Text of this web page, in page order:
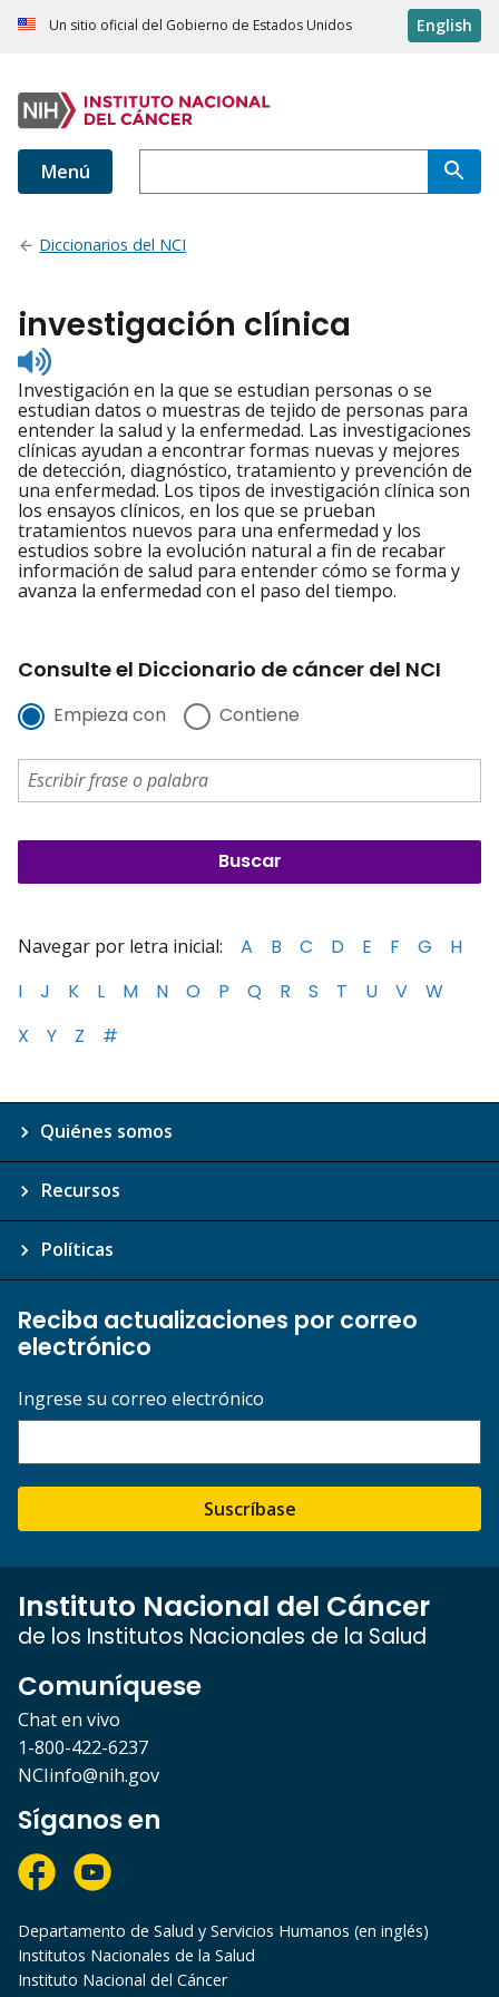
Un sitio oficial del Gobierno de Estados Unidos English
Menú
Diccionarios del NCI
investigación clínica
Listen
to
pronunciation
Investigación en la que se estudian personas o se
estudian datos o muestras de tejido de personas para
entender la salud y la enfermedad. Las investigaciones
clínicas ayudan a encontrar formas nuevas y mejores
de detección, diagnóstico, tratamiento y prevención de
una enfermedad. Los tipos de investigación clínica son
los ensayos clínicos, en los que se prueban
tratamientos nuevos para una enfermedad y los
estudios sobre la evolución natural a fin de recabar
información de salud para entender cómo se forma y
avanza la enfermedad con el paso del tiempo.
Consulte el Diccionario de cáncer del NCI
Empieza con Contiene
Navegar por letra inicial: A B C D E F G
H
I
J K L M N O P Q R S T U V
W
X
Y Z #
Quiénes somos
Recursos
Políticas
Reciba actualizaciones por correo
electrónico
Ingrese su correo electrónico
Suscríbase
Instituto Nacional del Cáncer
de los Institutos Nacionales de la Salud
Comuníquese
Chat en vivo
1-800-422-6237
NCIinfo@nih.gov
Síganos en
Departamento de Salud y Servicios Humanos (en inglés)
Institutos Nacionales de la Salud
Instituto Nacional del Cáncer